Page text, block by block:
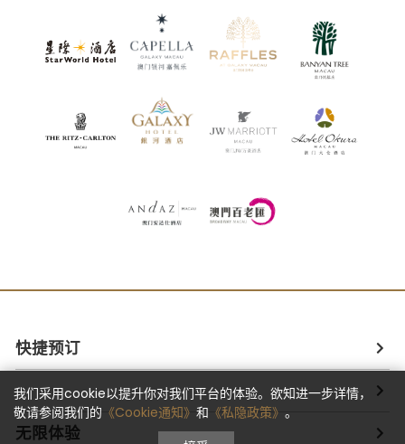
我们采用cookie以提升你对我们平台的体验。欲知进一步详情，
敬请参阅我们的 《Cookie通知》 和 《私隐政策》 。
快捷预订
无限体验